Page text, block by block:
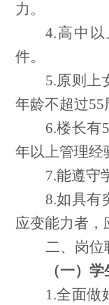
力。
4.高中
件。
5.原则上
年龄不超过55
6.楼长有
年以上管理经
7.能遵守
8.如具有
应变能力者，
二、岗位
（一）
1.全面做